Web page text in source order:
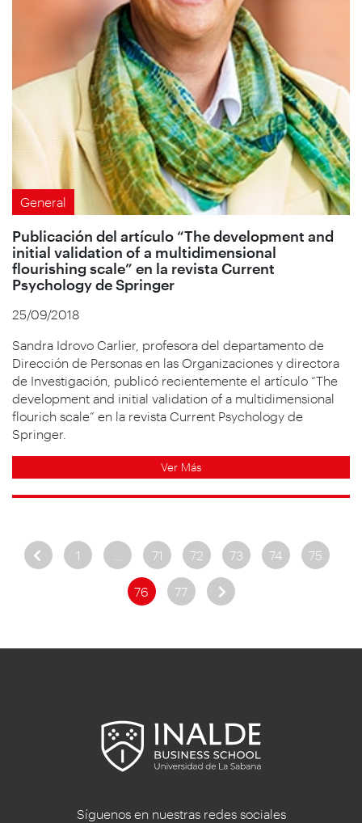
General
Publicación del artículo “The development and
initial validation of a multidimensional
flourishing scale” en la revista Current
Psychology de Springer
25/09/2018
Sandra Idrovo Carlier, profesora del departamento de
Dirección de Personas en las Organizaciones y directora
de Investigación, publicó recientemente el artículo “The
development and initial validation of a multidimensional
flourich scale” en la revista Current Psychology de
Springer.
Ver Más
1 71 72 73 74 75
76 77
Síguenos en nuestras redes sociales